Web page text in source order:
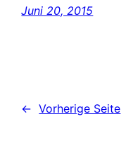
Juni 20, 2015
← Vorherige Seite